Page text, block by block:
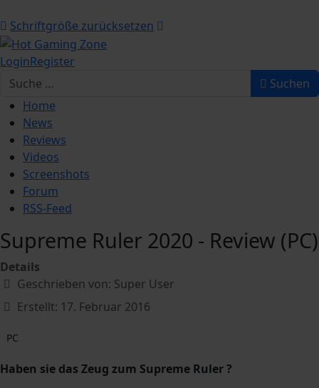
Schriftgröße zurücksetzen
LoginRegister
Suchen
Suchen
Home
News
Reviews
Videos
Screenshots
Forum
RSS-Feed
Supreme Ruler 2020 - Review (PC)
Details
Geschrieben von: Super User
Erstellt: 17. Februar 2016
PC
Haben sie das Zeug zum Supreme Ruler ?